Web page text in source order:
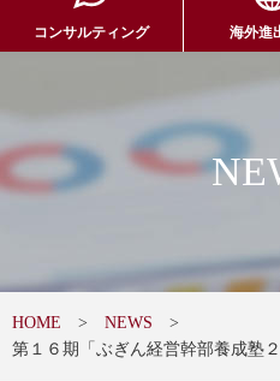
コンサルティング 海外進
HOME
NEWS
第１６期「ぶぎん経営幹部養成塾